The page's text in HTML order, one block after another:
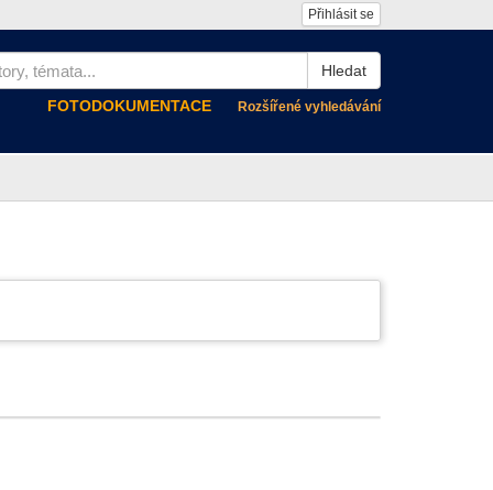
Přihlásit se
Hledat
FOTODOKUMENTACE
Rozšířené vyhledávání